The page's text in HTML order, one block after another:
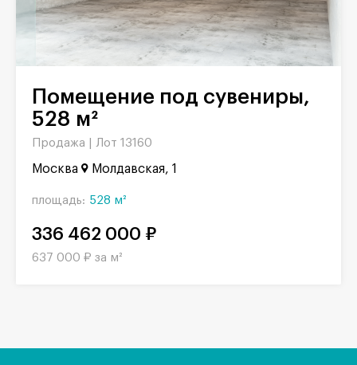
Помещение под сувениры,
528 м²
Продажа | Лот 13160
Москва Молдавская, 1
площадь: 528 м²
336 462 000 ₽
637 000 ₽ за м²